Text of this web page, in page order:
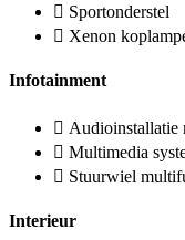
Sportonderstel
Xenon
Infotainment
Audioinstallatie
Multimedia
Stuurwiel
Interieur